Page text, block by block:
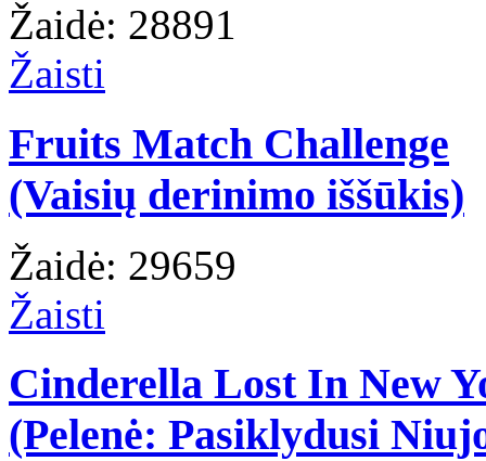
Žaidė: 28891
Žaisti
Fruits Match Challenge
(Vaisių derinimo iššūkis)
Žaidė: 29659
Žaisti
Cinderella Lost In New
(Pelenė: Pasiklydusi